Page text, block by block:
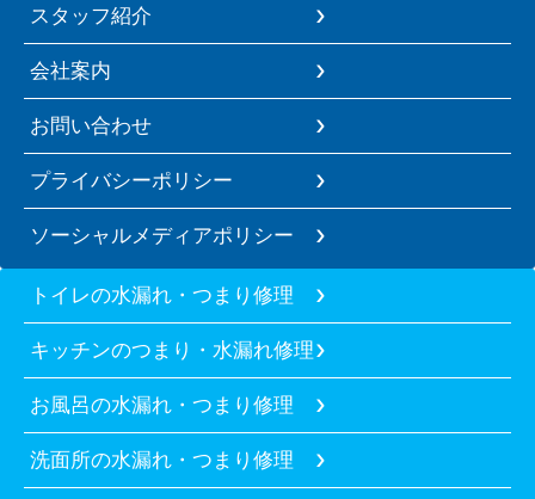
スタッフ紹介
会社案内
お問い合わせ
プライバシーポリシー
ソーシャルメディアポリシー
トイレの水漏れ・つまり修理
キッチンのつまり・水漏れ修理
お風呂の水漏れ・つまり修理
洗面所の水漏れ・つまり修理